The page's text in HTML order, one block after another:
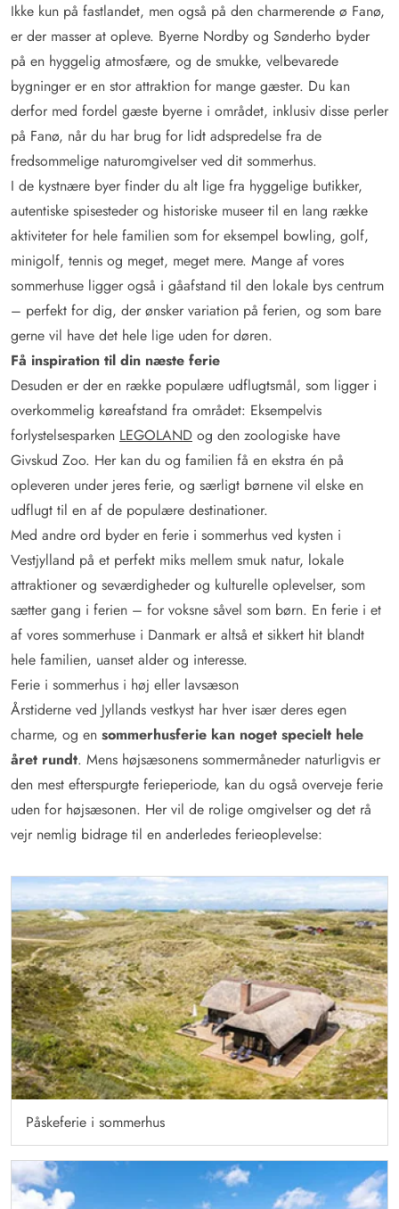
Ikke kun på fastlandet, men også på den charmerende ø Fanø,
er der masser at opleve. Byerne Nordby og Sønderho byder
på en hyggelig atmosfære, og de smukke, velbevarede
bygninger er en stor attraktion for mange gæster. Du kan
derfor med fordel gæste byerne i området, inklusiv disse perler
på Fanø, når du har brug for lidt adspredelse fra de
fredsommelige naturomgivelser ved dit sommerhus.
I de kystnære byer finder du alt lige fra hyggelige butikker,
autentiske spisesteder og historiske museer til en lang række
aktiviteter for hele familien som for eksempel bowling, golf,
minigolf, tennis og meget, meget mere. Mange af vores
sommerhuse ligger også i gåafstand til den lokale bys centrum
– perfekt for dig, der ønsker variation på ferien, og som bare
gerne vil have det hele lige uden for døren.
Få inspiration til din næste ferie
Desuden er der en række populære udflugtsmål, som ligger i
overkommelig køreafstand fra området: Eksempelvis
forlystelsesparken LEGOLAND og den zoologiske have
Givskud Zoo. Her kan du og familien få en ekstra én på
opleveren under jeres ferie, og særligt børnene vil elske en
udflugt til en af de populære destinationer.
Med andre ord byder en ferie i sommerhus ved kysten i
Vestjylland på et perfekt miks mellem smuk natur, lokale
attraktioner og seværdigheder og kulturelle oplevelser, som
sætter gang i ferien – for voksne såvel som børn. En ferie i et
af vores sommerhuse i Danmark er altså et sikkert hit blandt
hele familien, uanset alder og interesse.
Ferie i sommerhus i høj eller lavsæson
Årstiderne ved Jyllands vestkyst har hver især deres egen
charme, og en sommerhusferie kan noget specielt hele
året rundt. Mens højsæsonens sommermåneder naturligvis er
den mest efterspurgte ferieperiode, kan du også overveje ferie
uden for højsæsonen. Her vil de rolige omgivelser og det rå
vejr nemlig bidrage til en anderledes ferieoplevelse:
Påskeferie i sommerhus